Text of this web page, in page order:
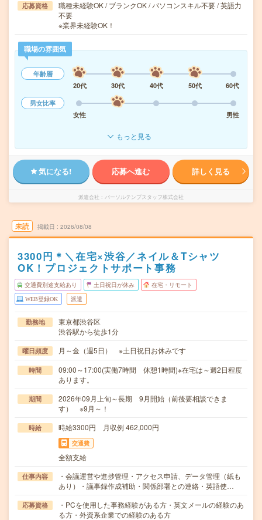
応募資格
職種未経験OK / ブランクOK / パソコンスキル不要 / 英語力
不要
※業界未経験OK！
職場の雰囲気
年齢層
20代
30代 40代 50代
60代
男女比率
女性
男性
もっと見る
気になる! 応募へ進む 詳しく見る
派遣会社 パーソルテンプスタッフ株式会社
未読 掲載日 2026/08/08
3300円＊＼在宅×渋谷／ネイル＆Tシャツ
OK！プロジェクトサポート事務
交通費別途支給あり 土日祝日が休み 在宅・リモート
WEB登録OK 派遣
勤務地
東京都渋谷区
渋谷駅から徒歩1分
曜日頻度 月～金（週5日） ※土日祝日お休みです
時間
09:00～17:00(実働7時間 休憩1時間)※在宅は～週2日程度
あります。
期間
2026年09月上旬～長期 9月開始（前後要相談できま
す） ※9月～！
時給 時給3300円 月収例 462,000円
交通費
全額支給
仕事内容
・会議運営や進捗管理・アクセス申請、データ管理（紙も
あり）・議事録作成補助・関係部署との連絡・英語使…
応募資格
・PCを使用した事務経験がある方・英文メールの経験のあ
る方・外資系企業での経験のある方